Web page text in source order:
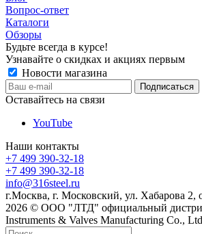
Вопрос-ответ
Каталоги
Обзоры
Будьте всегда в курсе!
Узнавайте о скидках и акциях первым
Новости магазина
Оставайтесь на связи
YouTube
Наши контакты
+7 499 390-32-18
+7 499 390-32-18
info@316steel.ru
г.Москва, г. Московский, ул. Хабарова 2,
2026 © ООО "ЛТД" официальный
Instruments & Valves Manufacturing Co.,